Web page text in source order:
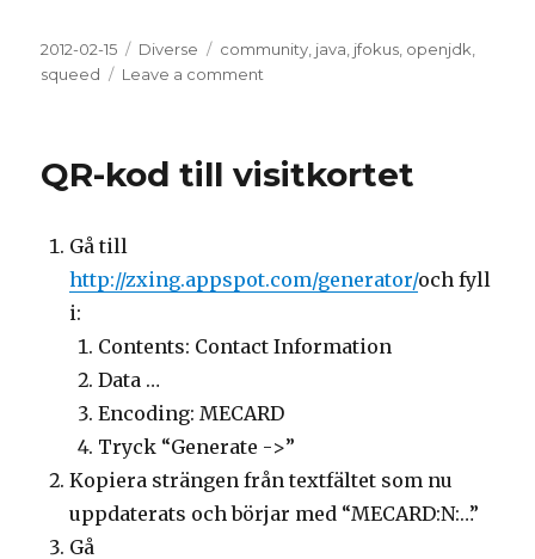
Posted
on
2012-02-15 Categories
Diverse Tags
community java jfokus openjdk
squeed
Leave a comment
JFokus,
QR-kod till visitkortet
Gå till
http://zxing.appspot.com/generator/och fyll
i:
Contents: Contact Information
Data …
Encoding: MECARD
Tryck “Generate ->”
Kopiera strängen från textfältet som nu
uppdaterats och börjar med “MECARD:N:…”
Gå